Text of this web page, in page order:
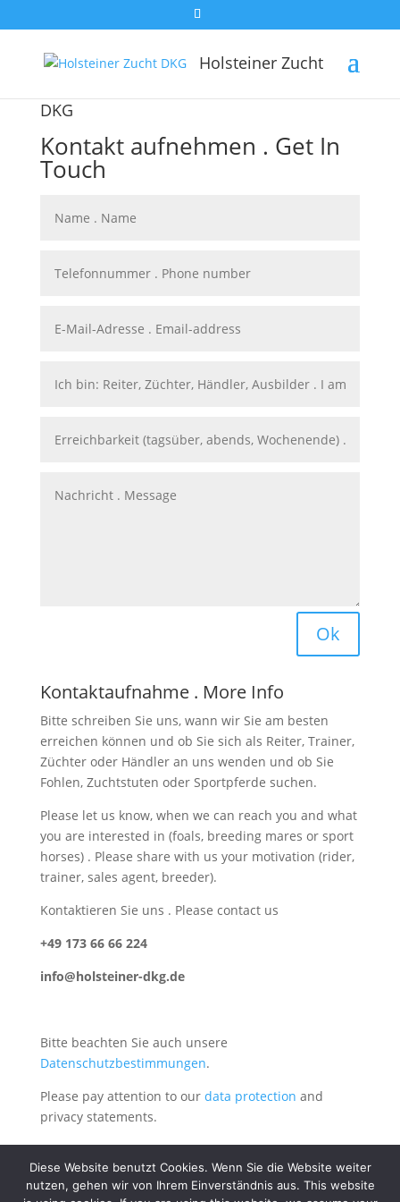
Holsteiner Zucht
DKG
Kontakt aufnehmen . Get In
Touch
Ok
Kontaktaufnahme . More Info
Bitte schreiben Sie uns, wann wir Sie am besten
erreichen können und ob Sie sich als Reiter, Trainer,
Züchter oder Händler an uns wenden und ob Sie
Fohlen, Zuchtstuten oder Sportpferde suchen.
Please let us know, when we can reach you and what
you are interested in (foals, breeding mares or sport
horses) . Please share with us your motivation (rider,
trainer, sales agent, breeder).
Kontaktieren Sie uns . Please contact us
+49 173 66 66 224
info@holsteiner-dkg.de
Bitte beachten Sie auch unsere
Datenschutzbestimmungen.
Please pay attention to our data protection and
privacy statements.
Diese Website benutzt Cookies. Wenn Sie die Website weiter
nutzen, gehen wir von Ihrem Einverständnis aus. This website